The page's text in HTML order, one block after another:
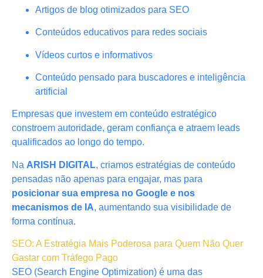
Artigos de blog otimizados para SEO
Conteúdos educativos para redes sociais
Vídeos curtos e informativos
Conteúdo pensado para buscadores e inteligência
artificial
Empresas que investem em conteúdo estratégico
constroem autoridade, geram confiança e atraem leads
qualificados ao longo do tempo.
Na ARISH DIGITAL, criamos estratégias de conteúdo
pensadas não apenas para engajar, mas para
posicionar sua empresa no Google e nos
mecanismos de IA, aumentando sua visibilidade de
forma contínua.
SEO: A Estratégia Mais Poderosa para Quem Não Quer
Gastar com Tráfego Pago
SEO (Search Engine Optimization) é uma das